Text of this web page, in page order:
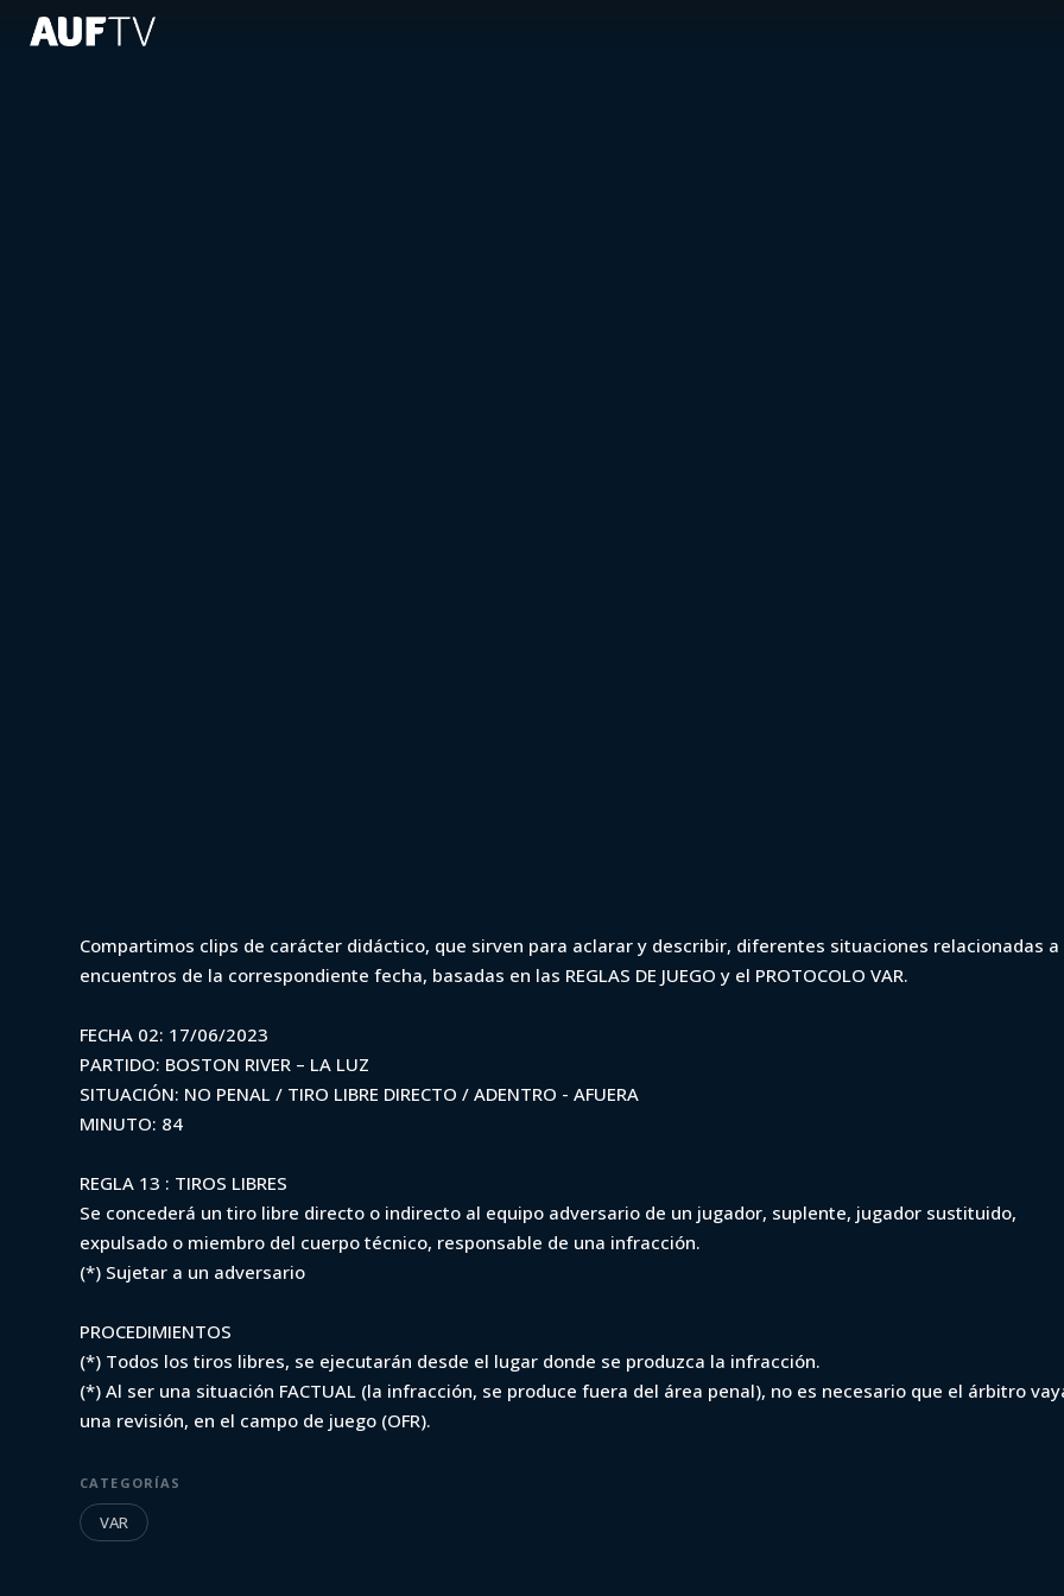
VAR - Intermedio 2023 - Boston
River vs La Luz (min. 84)
Iniciá sesión para ver
Compartimos clips de carácter didáctico, que sirven para aclarar y describir, diferentes situaciones relacionadas a
encuentros de la correspondiente fecha, basadas en las REGLAS DE JUEGO y el PROTOCOLO VAR.
FECHA 02: 17/06/2023
PARTIDO: BOSTON RIVER – LA LUZ
SITUACIÓN: NO PENAL / TIRO LIBRE DIRECTO / ADENTRO - AFUERA
MINUTO: 84
REGLA 13 : TIROS LIBRES
Se concederá un tiro libre directo o indirecto al equipo adversario de un jugador, suplente, jugador sustituido,
expulsado o miembro del cuerpo técnico, responsable de una infracción.
(*) Sujetar a un adversario
PROCEDIMIENTOS
(*) Todos los tiros libres, se ejecutarán desde el lugar donde se produzca la infracción.
(*) Al ser una situación FACTUAL (la infracción, se produce fuera del área penal), no es necesario que el árbitro
una revisión, en el campo de juego (OFR).
CATEGORÍAS
VAR